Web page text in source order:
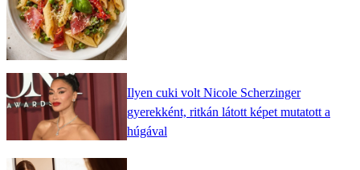
Ilyen cuki volt Nicole Scherzinger
gyerekként, ritkán látott képet mutatott a
húgával